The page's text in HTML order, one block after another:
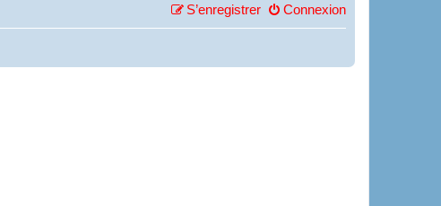
Connexion
S’enregistrer